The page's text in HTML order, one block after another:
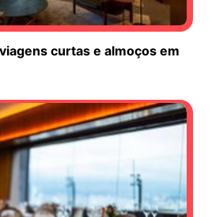
curtas e almoços em